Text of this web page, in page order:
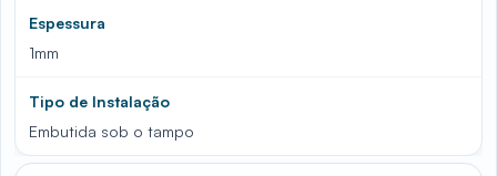
Espessura
1mm
Tipo de Instalação
Embutida sob o tampo